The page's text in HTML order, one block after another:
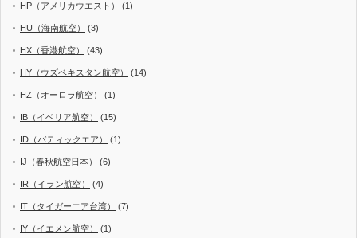
HP（アメリカウエスト） (1)
HU（海南航空） (3)
HX（香港航空） (43)
HY（ウズベキスタン航空） (14)
HZ（オーロラ航空） (1)
IB（イベリア航空） (15)
ID（バティックエア） (1)
IJ（春秋航空日本） (6)
IR（イラン航空） (4)
IT（タイガーエア台湾） (7)
IY（イエメン航空） (1)